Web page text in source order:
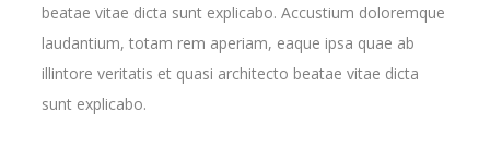
beatae vitae dicta sunt explicabo. Accustium doloremque
laudantium, totam rem aperiam, eaque ipsa quae ab
illintore veritatis et quasi architecto beatae vitae dicta
sunt explicabo.